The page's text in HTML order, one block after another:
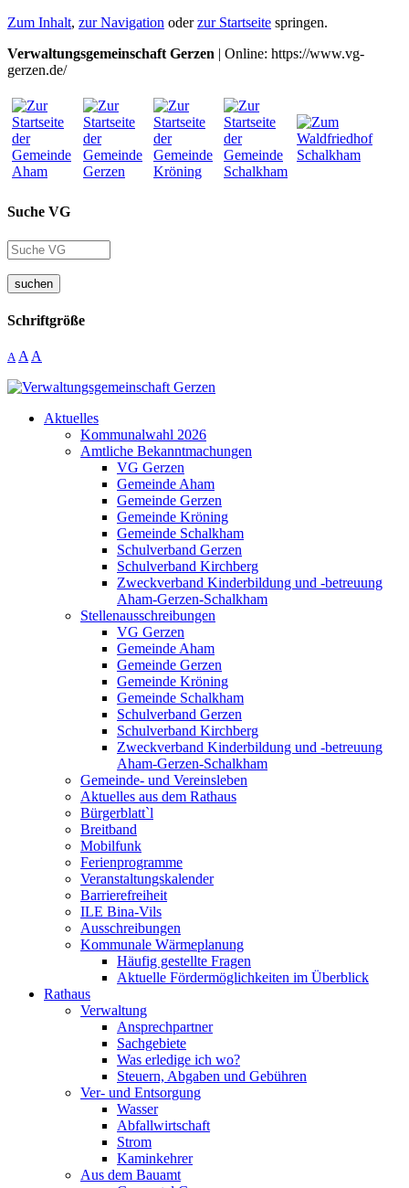
Zum Inhalt, zur Navigation oderzur Startseite springen.
Verwaltungsgemeinschaft Gerzen | Online: https://www.vg-
gerzen.de/
Suche VG
suchen
Schriftgröße
A A A
Aktuelles
Kommunalwahl 2026
Amtliche Bekanntmachungen
VG Gerzen
Gemeinde Aham
Gemeinde Gerzen
Gemeinde Kröning
Gemeinde Schalkham
Schulverband Gerzen
Schulverband Kirchberg
Zweckverband Kinderbildung und -betreuung
Aham-Gerzen-Schalkham
Stellenausschreibungen
VG Gerzen
Gemeinde Aham
Gemeinde Gerzen
Gemeinde Kröning
Gemeinde Schalkham
Schulverband Gerzen
Schulverband Kirchberg
Zweckverband Kinderbildung und -betreuung
Aham-Gerzen-Schalkham
Gemeinde- und Vereinsleben
Aktuelles aus dem Rathaus
Bürgerblatt`l
Breitband
Mobilfunk
Ferienprogramme
Veranstaltungskalender
Barrierefreiheit
ILE Bina-Vils
Ausschreibungen
Kommunale Wärmeplanung
Häufig gestellte Fragen
Aktuelle Fördermöglichkeiten im Überblick
Rathaus
Verwaltung
Ansprechpartner
Sachgebiete
Was erledige ich wo?
Steuern, Abgaben und Gebühren
Ver- und Entsorgung
Wasser
Abfallwirtschaft
Strom
Kaminkehrer
Aus dem Bauamt